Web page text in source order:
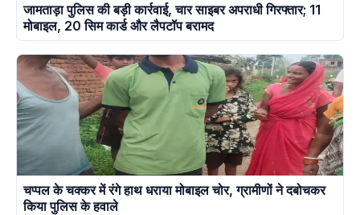
जामताड़ा पुलिस की बड़ी कार्रवाई, चार साइबर अपराधी गिरफ्तार; 11
मोबाइल, 20 सिम कार्ड और लैपटॉप बरामद
चप्पल के चक्कर में रंगे हाथ धराया मोबाइल चोर, ग्रामीणों ने दबोचकर
किया पुलिस के हवाले